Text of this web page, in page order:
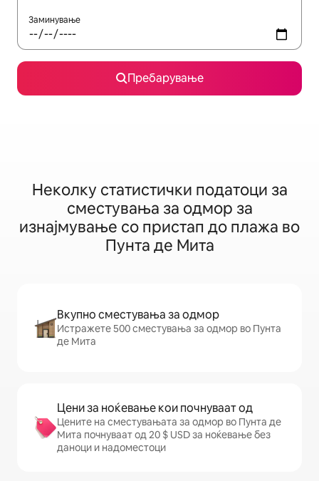
Заминување
Пребарување
Неколку статистички податоци за
сместувања за одмор за
изнајмување со пристап до плажа во
Пунта де Мита
Вкупно сместувања за одмор
Истражете 500 сместувања за одмор во Пунта
де Мита
Цени за ноќевање кои почнуваат од
Цените на сместувањата за одмор во Пунта де
Мита почнуваат од 20 $ USD за ноќевање без
даноци и надоместоци